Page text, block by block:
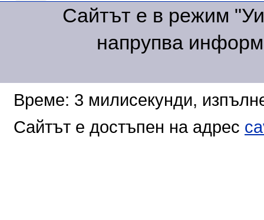
Сайтът е в режим
напрупва
Време: 3 милисекунди,
Сайтът е достъпен на адрес